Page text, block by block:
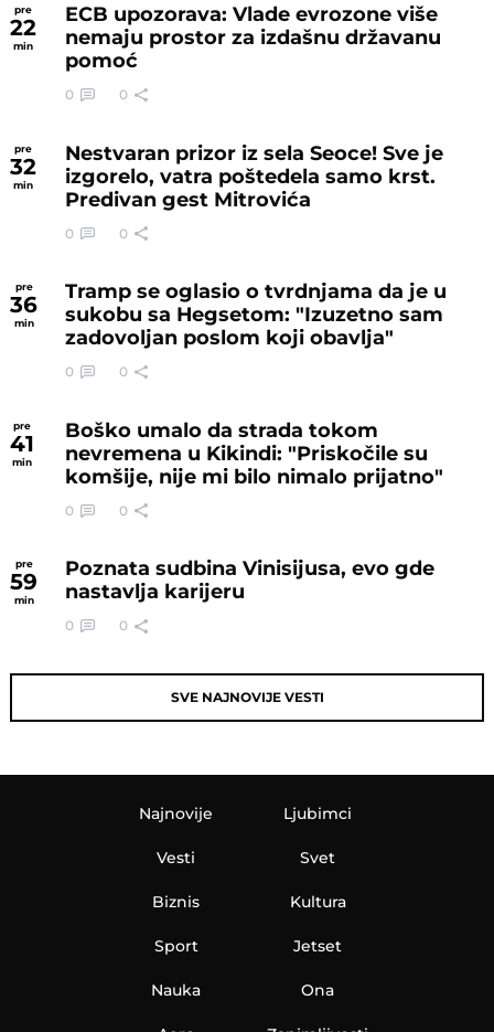
pre
22
min
ECB upozorava: Vlade evrozone više
nemaju prostor za izdašnu državanu
pomoć
0 0
pre
32
min
Nestvaran prizor iz sela Seoce! Sve je
izgorelo, vatra poštedela samo krst.
Predivan gest Mitrovića
0 0
pre
36
min
Tramp se oglasio o tvrdnjama da je u
sukobu sa Hegsetom: "Izuzetno sam
zadovoljan poslom koji obavlja"
0 0
pre
41
min
Boško umalo da strada tokom
nevremena u Kikindi: "Priskočile su
komšije, nije mi bilo nimalo prijatno"
0 0
pre
59
min
Poznata sudbina Vinisijusa, evo gde
nastavlja karijeru
0 0
SVE NAJNOVIJE VESTI
Najnovije
Vesti
Biznis
Sport
Nauka
Ljubimci
Svet
Kultura
Jetset
Ona